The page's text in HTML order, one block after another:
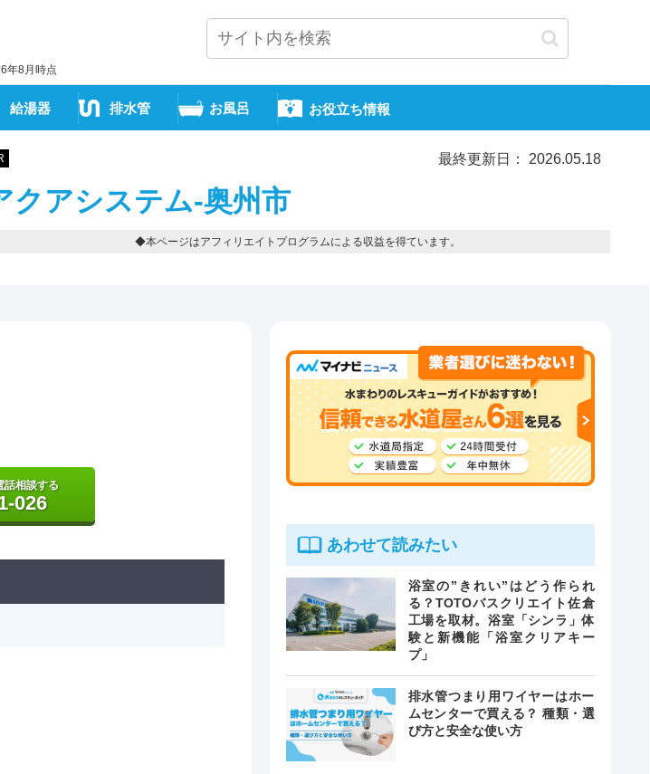
年8月時点
給湯器 排水管 お風呂 お役立ち情報
最終更新日： 2026.05.18
クアシステム-奥州市
◆本ページはアフィリエイトプログラムによる収益を得ています。
話相談する
026
あわせて読みたい
浴室の”きれい”はどう作られ
る？TOTOバスクリエイト佐倉
工場を取材。浴室「シンラ」体
験と新機能「浴室クリアキー
プ」
排水管つまり用ワイヤーはホー
ムセンターで買える？ 種類・選
び方と安全な使い方